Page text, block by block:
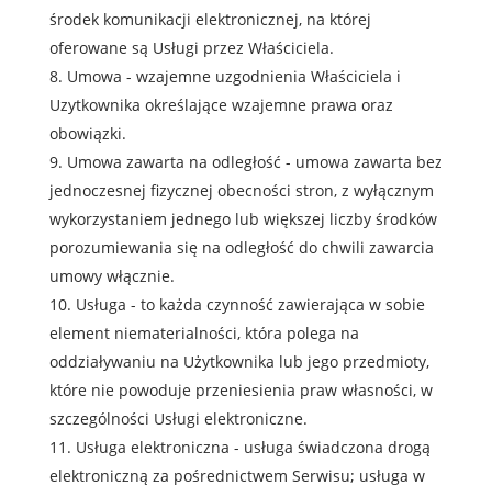
środek komunikacji elektronicznej, na której
oferowane są Usługi przez Właściciela.
Umowa - wzajemne uzgodnienia Właściciela i
Uzytkownika określające wzajemne prawa oraz
obowiązki.
Umowa zawarta na odległość - umowa zawarta bez
jednoczesnej fizycznej obecności stron, z wyłącznym
wykorzystaniem jednego lub większej liczby środków
porozumiewania się na odległość do chwili zawarcia
umowy włącznie.
Usługa - to każda czynność zawierająca w sobie
element niematerialności, która polega na
oddziaływaniu na Użytkownika lub jego przedmioty,
które nie powoduje przeniesienia praw własności, w
szczególności Usługi elektroniczne.
Usługa elektroniczna - usługa świadczona drogą
elektroniczną za pośrednictwem Serwisu; usługa w